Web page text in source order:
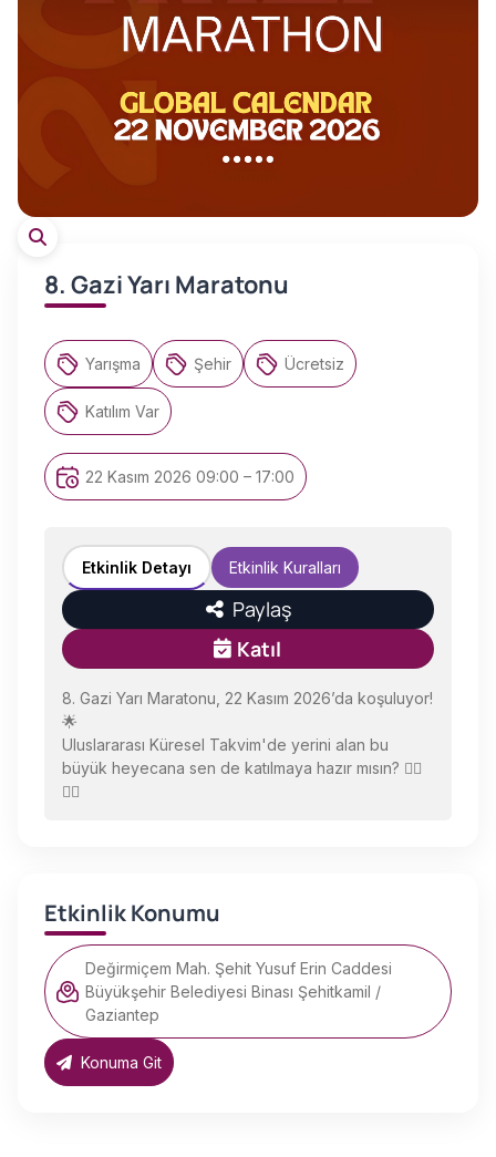
8. Gazi Yarı Maratonu
Yarışma Şehir Ücretsiz
Katılım Var
22 Kasım 2026 09:00 – 17:00
Etkinlik Detayı Etkinlik Kuralları
Paylaş
Katıl
8. Gazi Yarı Maratonu, 22 Kasım 2026’da koşuluyor!
🌟
Uluslararası Küresel Takvim'de yerini alan bu
büyük heyecana sen de katılmaya hazır mısın? 🏃‍♀️
🏃‍♂️
Etkinlik Konumu
Değirmiçem Mah. Şehit Yusuf Erin Caddesi
Büyükşehir Belediyesi Binası Şehitkamil /
Gaziantep
Konuma Git